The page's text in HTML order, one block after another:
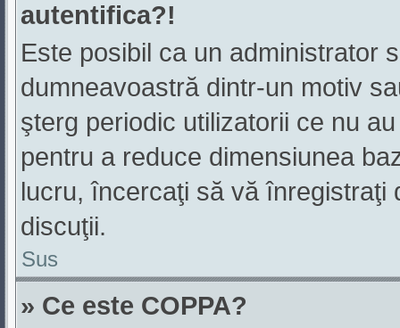
autentifica?!
Este posibil ca un administrator
dumneavoastră dintr-un motiv
şterg periodic utilizatorii ce nu
pentru a reduce dimensiunea
lucru, încercaţi să vă înregistraţi
discuţii.
Sus
» Ce este COPPA?